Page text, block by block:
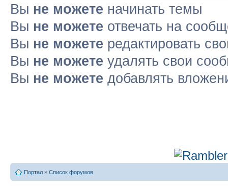
Вы не можете начинать темы
Вы не можете отвечать на
Вы не можете редактировать
Вы не можете удалять свои
Вы не можете добавлять
Портал » Список форумов